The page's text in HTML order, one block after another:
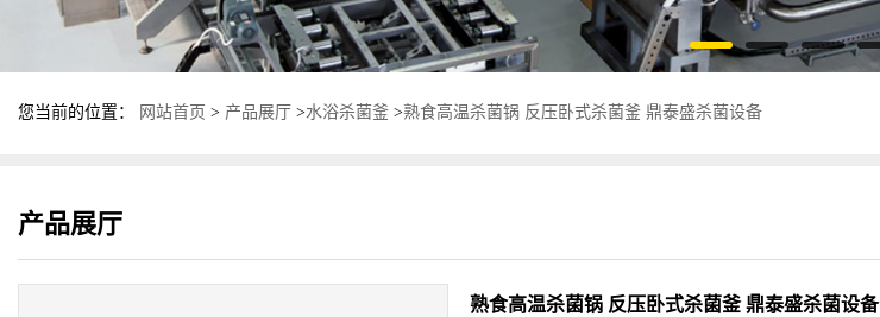
您当前的位置： 网站首页 > 产品展厅 >水浴杀菌釜 >熟食高温杀菌锅 反压卧式杀菌釜 鼎泰盛杀菌设备
产品展厅
熟食高温杀菌锅 反压卧式杀菌釜 鼎泰盛杀菌设备